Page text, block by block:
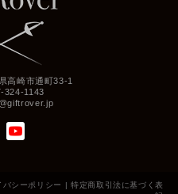
高崎市通町33-1
324-1143
バシーポリシー
特定商取引法に基づく表